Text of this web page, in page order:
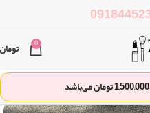
0 تومان
1,500,000تومان می‌باشد